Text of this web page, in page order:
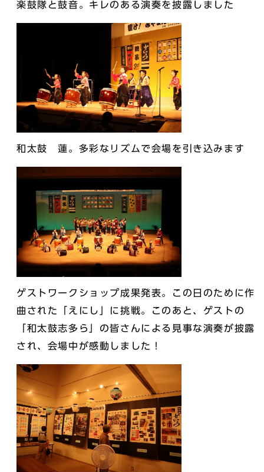
楽鼓隊と鼓音。キレのある演奏を披露しました
和太鼓 蓮。多彩なリズムで会場を引き込みます
ゲストワークショップ成果発表。この日のために作
曲された「えにし」に挑戦。このあと、ゲストの
「和太鼓志多ら」の皆さんによる見事な演奏が披露
され、会場中が感動しました！